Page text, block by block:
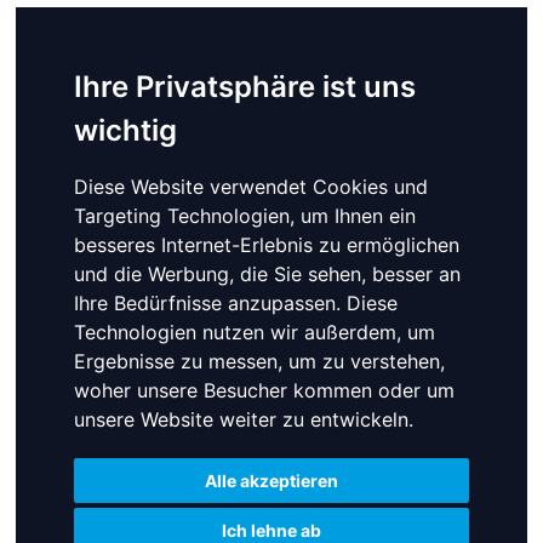
Ihre Privatsphäre ist uns
wichtig
Diese Website verwendet Cookies und
Targeting Technologien, um Ihnen ein
besseres Internet-Erlebnis zu ermöglichen
und die Werbung, die Sie sehen, besser an
Ihre Bedürfnisse anzupassen. Diese
Technologien nutzen wir außerdem, um
Ergebnisse zu messen, um zu verstehen,
woher unsere Besucher kommen oder um
unsere Website weiter zu entwickeln.
Alle akzeptieren
Ich lehne ab
Ihre Privatsphäre ist uns
wichtig
Diese Website verwendet Cookies und
Targeting Technologien, um Ihnen ein
besseres Internet-Erlebnis zu ermöglichen
und die Werbung, die Sie sehen, besser an
Ihre Bedürfnisse anzupassen. Diese
Technologien nutzen wir außerdem, um
Ergebnisse zu messen, um zu verstehen,
woher unsere Besucher kommen oder um
unsere Website weiter zu entwickeln.
Alle akzeptieren
Ich lehne ab
Ihre Privatsphäre ist uns
wichtig
Diese Website verwendet Cookies und
Targeting Technologien, um Ihnen ein
besseres Internet-Erlebnis zu ermöglichen
und die Werbung, die Sie sehen, besser an
Ihre Bedürfnisse anzupassen. Diese
Technologien nutzen wir außerdem, um
Ergebnisse zu messen, um zu verstehen,
woher unsere Besucher kommen oder um
unsere Website weiter zu entwickeln.
Alle akzeptieren
Ich lehne ab